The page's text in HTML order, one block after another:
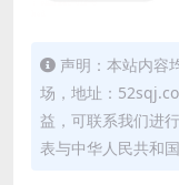
声明：本站内容
场，地址：
益，可联系我们进
表与中华人民共和